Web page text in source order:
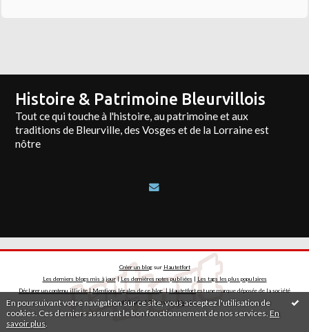
En poursuivant votre navigation sur ce site, vous acceptez l'utilisation de
cookies. Ces derniers assurent le bon fonctionnement de nos services. En
savoir plus
Histoire & Patrimoine Bleurvillois
Tout ce qui touche à l'histoire, au patrimoine et aux
traditions de Bleurville, des Vosges et de la Lorraine est
nôtre
Créer un blogsur Hautetfort
Les derniers blogs mis à jour|Les dernières notes publiées| Les tags les plus populaires
Déclarer un contenu illicite|Mentions légales de ce blog | Hautetfort est une marque déposée de la société
talkSpirit | Créez votreblog!